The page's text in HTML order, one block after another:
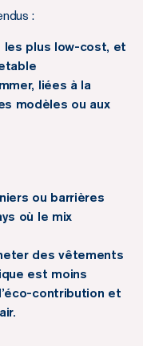
:
les plus low-cost, et
liées à la
modèles ou aux
ou barrières
où le mix
des vêtements
est moins
contribution et